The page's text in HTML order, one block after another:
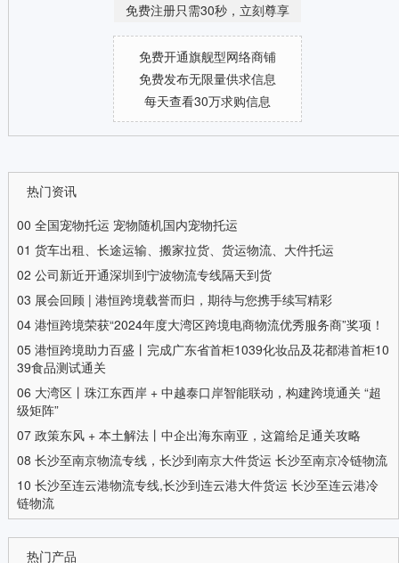
免费注册只需30秒，立刻尊享
免费开通旗舰型网络商铺
免费发布无限量供求信息
每天查看30万求购信息
热门资讯
00 全国宠物托运 宠物随机国内宠物托运
01 货车出租、长途运输、搬家拉货、货运物流、大件托运
02 公司新近开通深圳到宁波物流专线隔天到货
03 展会回顾 | 港恒跨境载誉而归，期待与您携手续写精彩
04 港恒跨境荣获“2024年度大湾区跨境电商物流优秀服务商”奖项！
05 港恒跨境助力百盛丨完成广东省首柜1039化妆品及花都港首柜10
39食品测试通关
06 大湾区丨珠江东西岸 + 中越泰口岸智能联动，构建跨境通关 “超
级矩阵”
07 政策东风 + 本土解法丨中企出海东南亚，这篇给足通关攻略
08 长沙至南京物流专线，长沙到南京大件货运 长沙至南京冷链物流
10 长沙至连云港物流专线,长沙到连云港大件货运 长沙至连云港冷
链物流
热门产品